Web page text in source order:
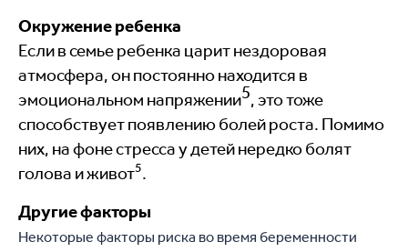
Окружение ребенка
Если в семье ребенка царит нездоровая
атмосфера, он постоянно находится в
эмоциональном напряжении5, это тоже
способствует появлению болей роста. Помимо
них, на фоне стресса у детей нередко болят
голова и живот5.
Другие факторы
Некоторые факторы риска во время беременности